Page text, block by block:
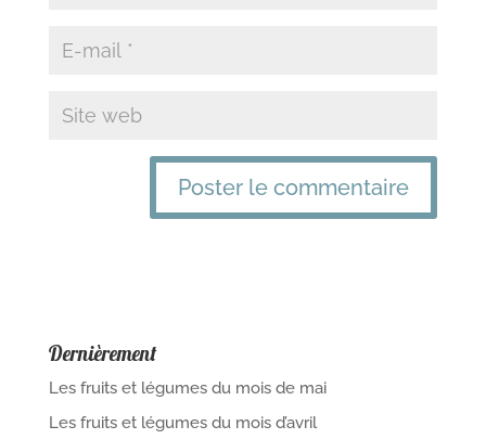
Dernièrement
Les fruits et légumes du mois de mai
Les fruits et légumes du mois d’avril